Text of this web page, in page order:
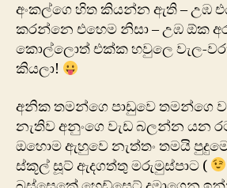
අංකල්ගෙ හිත කියන්න ඇති – උඹ
කරන්නෙ එහෙම නිසා – උඹ ඕක
කොල්ලොත් එක්ක හවුලෙ වැල-
කියලා!
අනික තමන්ගෙ පාඩුවෙ තමන්ගෙ
නැතිව අනුංගෙ වැඩ බලන්න යන
ඔහොම ඇහුවෙ නැත්තං තමයි
ස්කූල් සූට් ඇදගත්තු මරුමුස්පාට (